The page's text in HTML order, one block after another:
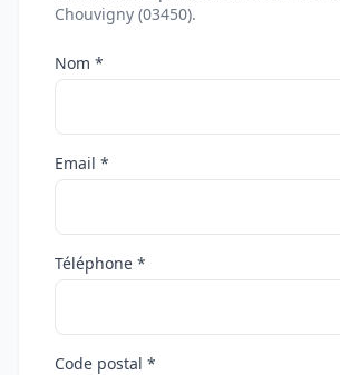
Chouvigny (03450).
Nom *
Email *
Téléphone *
Code postal *